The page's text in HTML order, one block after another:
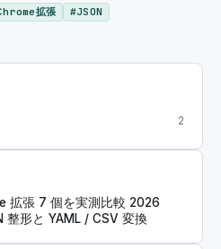
拡張 #JSON
2
拡張 7 個を実測比較 2026
整形と YAML / CSV 変換